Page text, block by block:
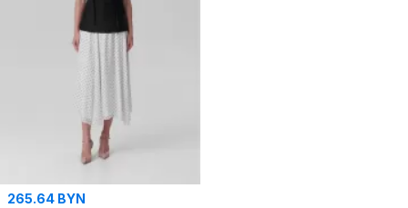
265.64 BYN